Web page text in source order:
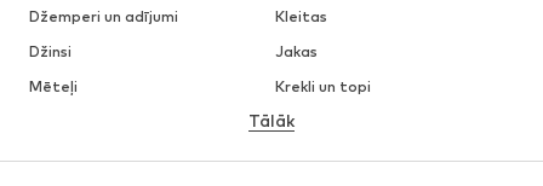
Džemperi un adījumi
Kleitas
Džinsi
Jakas
Mēteļi
Krekli un topi
Apakšveļa
Svārki
Blūzes un tunikas
Tālāk